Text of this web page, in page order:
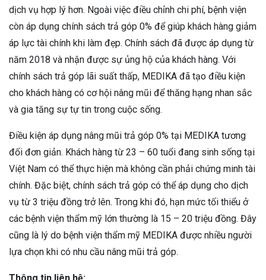
dịch vụ hợp lý hơn. Ngoài việc điều chỉnh chi phí, bệnh viện
còn áp dụng chính sách trả góp 0% để giúp khách hàng giảm
áp lực tài chính khi làm đẹp. Chính sách đã được áp dụng từ
năm 2018 và nhận được sự ủng hộ của khách hàng. Với
chính sách trả góp lãi suất thấp, MEDIKA đã tạo điều kiện
cho khách hàng có cơ hội nâng mũi để thăng hạng nhan sắc
và gia tăng sự tự tin trong cuộc sống.
Điều kiện áp dụng nâng mũi trả góp 0% tại MEDIKA tương
đối đơn giản. Khách hàng từ 23 – 60 tuổi đang sinh sống tại
Việt Nam có thể thực hiện mà không cần phải chứng minh tài
chính. Đặc biệt, chính sách trả góp có thể áp dụng cho dịch
vụ từ 3 triệu đồng trở lên. Trong khi đó, hạn mức tối thiểu ở
các bệnh viện thẩm mỹ lớn thường là 15 – 20 triệu đồng. Đây
cũng là lý do bệnh viện thẩm mỹ MEDIKA được nhiều người
lựa chọn khi có nhu cầu nâng mũi trả góp.